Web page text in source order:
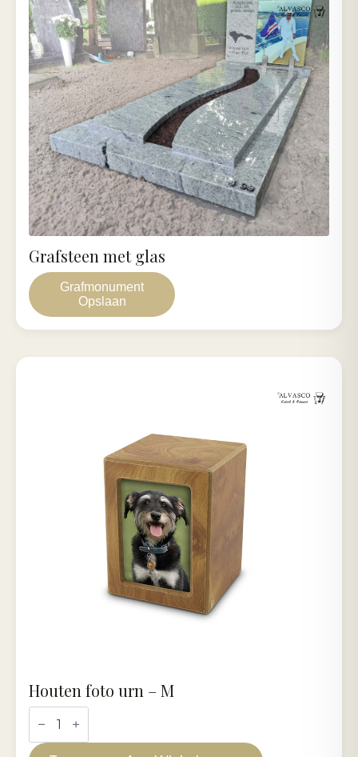
Grafmonument
Opslaan
Grafsteen met glas
Houten
foto
urn
-
Houten foto urn – M